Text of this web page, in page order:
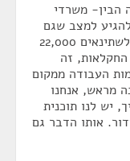
הבין- משרדי
למצב שגם
שר החקלאות אמר לי: אם יהיה לנו את הפלשתינאים 22,000
החקלאות, זה
העבודה ממקום
מראש, אנחנו
יש לנו תוכנית
אותו הדבר גם